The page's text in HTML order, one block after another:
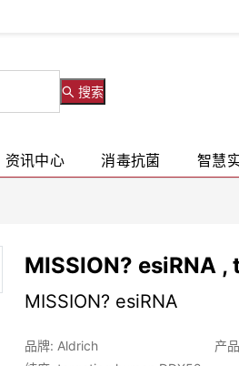
搜索
资讯中心 消毒抗菌 智慧
MISSION? esiRNA
MISSION? esiRNA
品牌: Aldrich 产